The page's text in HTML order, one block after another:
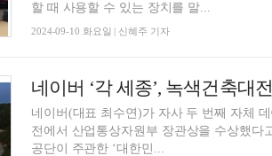
할 때 사용할 수 있는 장치를 말...
2024-09-10 화요일 | 신혜주 기자
네이버 ‘각 세종’, 녹색건축대
네이버(대표 최수연)가 자사 두 번째 자체
전에서 산업통상자원부 장관상을 수상했다고 6일 밝혔다. 국토교통부
공단이 주관한 ‘대한민...